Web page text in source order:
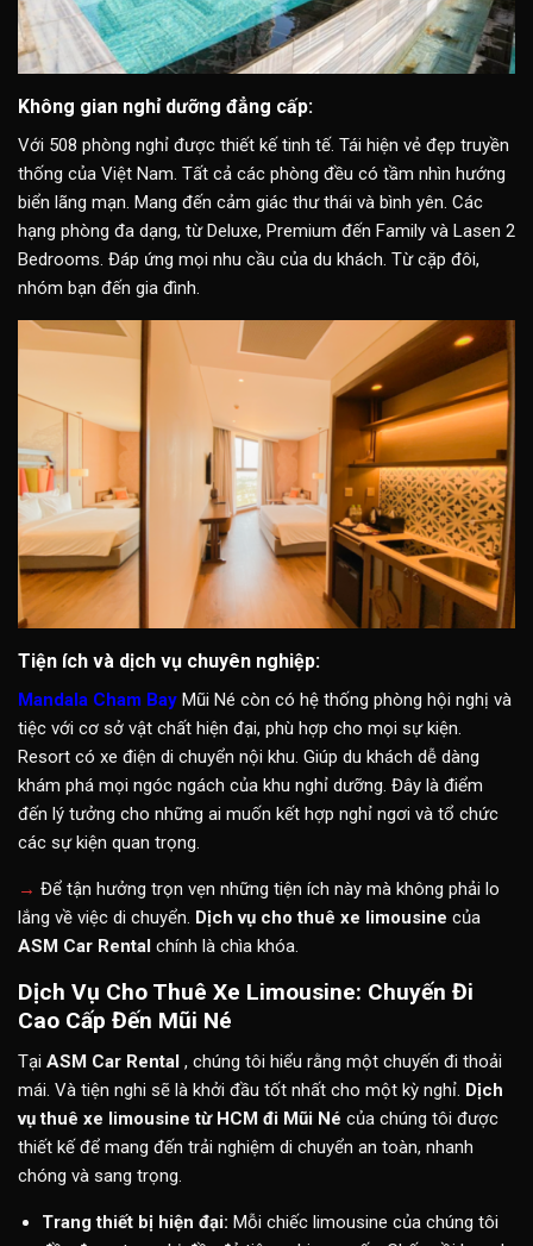
Không gian nghỉ dưỡng đẳng cấp:
Với 508 phòng nghỉ được thiết kế tinh tế. Tái hiện vẻ đẹp truyền
thống của Việt Nam. Tất cả các phòng đều có tầm nhìn hướng
biển lãng mạn. Mang đến cảm giác thư thái và bình yên. Các
hạng phòng đa dạng, từ Deluxe, Premium đến Family và Lasen 2
Bedrooms. Đáp ứng mọi nhu cầu của du khách. Từ cặp đôi,
nhóm bạn đến gia đình.
Tiện ích và dịch vụ chuyên nghiệp:
Mandala Cham Bay Mũi Né còn có hệ thống phòng hội nghị và
tiệc với cơ sở vật chất hiện đại, phù hợp cho mọi sự kiện.
Resort có xe điện di chuyển nội khu. Giúp du khách dễ dàng
khám phá mọi ngóc ngách của khu nghỉ dưỡng. Đây là điểm
đến lý tưởng cho những ai muốn kết hợp nghỉ ngơi và tổ chức
các sự kiện quan trọng.
→ Để tận hưởng trọn vẹn những tiện ích này mà không phải lo
lắng về việc di chuyển. Dịch vụ cho thuê xe limousine của
ASM Car Rental chính là chìa khóa.
Dịch Vụ Cho Thuê Xe Limousine: Chuyến Đi
Cao Cấp Đến Mũi Né
Tại ASM Car Rental , chúng tôi hiểu rằng một chuyến đi thoải
mái. Và tiện nghi sẽ là khởi đầu tốt nhất cho một kỳ nghỉ. Dịch
vụ thuê xe limousine từ HCM đi Mũi Né của chúng tôi được
thiết kế để mang đến trải nghiệm di chuyển an toàn, nhanh
chóng và sang trọng.
Trang thiết bị hiện đại: Mỗi chiếc limousine của chúng tôi